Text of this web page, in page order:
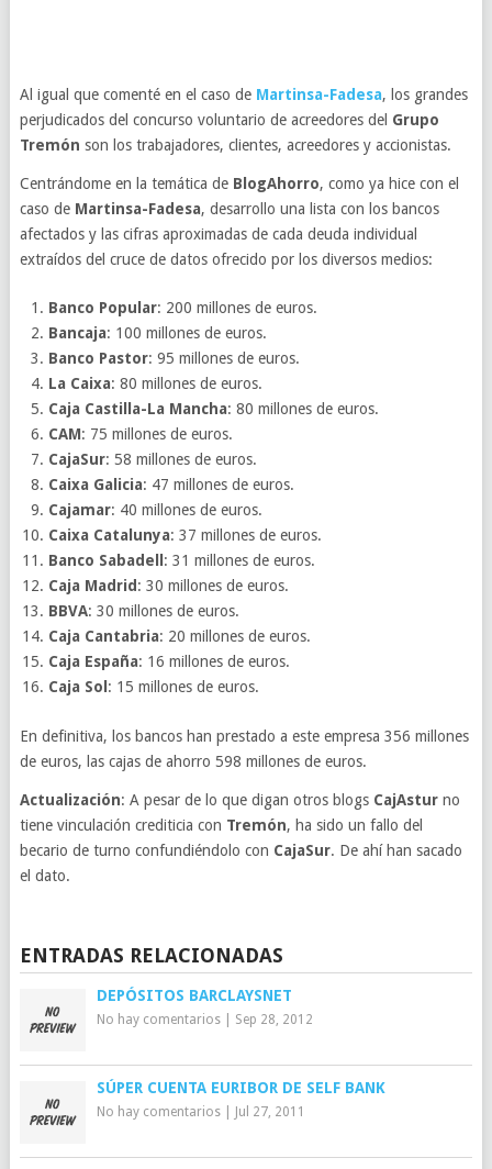
Al igual que comenté en el caso de Martinsa-Fadesa, los grandes
perjudicados del concurso voluntario de acreedores del Grupo
Tremón son los trabajadores, clientes, acreedores y accionistas.
Centrándome en la temática de BlogAhorro, como ya hice con el
caso de Martinsa-Fadesa, desarrollo una lista con los bancos
afectados y las cifras aproximadas de cada deuda individual
extraídos del cruce de datos ofrecido por los diversos medios:
Banco Popular: 200 millones de euros.
Bancaja: 100 millones de euros.
Banco Pastor: 95 millones de euros.
La Caixa: 80 millones de euros.
Caja Castilla-La Mancha: 80 millones de euros.
CAM: 75 millones de euros.
CajaSur: 58 millones de euros.
Caixa Galicia: 47 millones de euros.
Cajamar: 40 millones de euros.
Caixa Catalunya: 37 millones de euros.
Banco Sabadell : 31 millones de euros.
Caja Madrid : 30 millones de euros.
BBVA: 30 millones de euros.
Caja Cantabria: 20 millones de euros.
Caja España: 16 millones de euros.
Caja Sol : 15 millones de euros.
En definitiva, los bancos han prestado a este empresa 356 millones
de euros, las cajas de ahorro 598 millones de euros.
Actualización: A pesar de lo que digan otros blogs CajAsturno
tiene vinculación crediticia con Tremón, ha sido un fallo del
becario de turno confundiéndolo con CajaSur. De ahí han sacado
el dato.
ENTRADAS RELACIONADAS
DEPÓSITOS BARCLAYSNET
No hay comentarios| Sep 28, 2012
SÚPER CUENTA EURIBOR DE SELF BANK
No hay comentarios| Jul 27, 2011